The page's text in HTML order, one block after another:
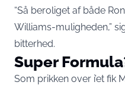
“Så beroliget af både
Williams-muligheden,”
bitterhed.
Super
Som prikken over i’et fik